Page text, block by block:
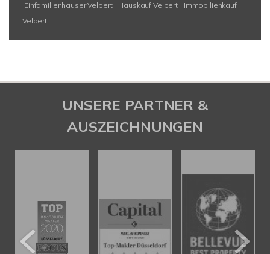
Einfamilienhäuser Velbert
Hauskauf Velbert
Immobilienkauf
Velbert
UNSERE PARTNER &
AUSZEICHNUNGEN